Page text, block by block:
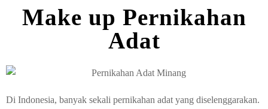
Make up Pernikahan
Adat
Di Indonesia, banyak sekali pernikahan adat yang diselenggarakan.